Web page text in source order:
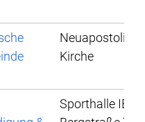
Kirche
Sporthalle IBG,